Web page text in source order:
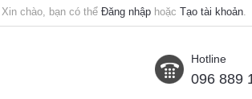
Xin chào, bạn có thể Đăng nhập hoặc Tạo tài khoản.
Hotline
096 889